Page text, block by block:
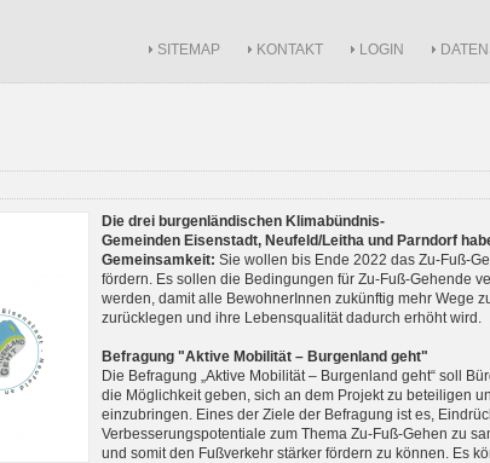
SITEMAP KONTAKT LOGIN
Die drei burgenländischen Klimabündnis-
Gemeinden Eisenstadt, Neufeld/Leitha und Parndorf
Gemeinsamkeit: Sie wollen bis Ende 2022 das Zu-Fuß-
fördern. Es sollen die Bedingungen für Zu-Fuß-Gehende
werden, damit alle BewohnerInnen zukünftig mehr Wege
zurücklegen und ihre Lebensqualität dadurch erhöht wird.
Befragung "Aktive Mobilität – Burgenland geht"
Die Befragung „Aktive Mobilität – Burgenland geht“ soll
die Möglichkeit geben, sich an dem Projekt zu beteiligen
einzubringen. Eines der Ziele der Befragung ist es,
Verbesserungspotentiale zum Thema Zu-Fuß-Gehen zu
und somit den Fußverkehr stärker fördern zu können. Es